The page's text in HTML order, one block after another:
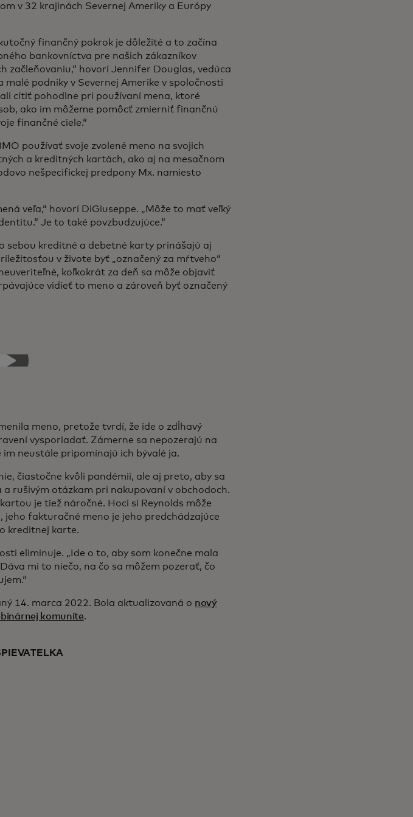
v 32 krajinách Severnej Ameriky a Európy
finančný pokrok je dôležité a to začína
bankovníctva pre našich zákazníkov
začleňovaniu,“ hovorí Jennifer Douglas, vedúca
podniky v Severnej Amerike v spoločnosti
cítiť pohodlne pri používaní mena, ktoré
ako im môžeme pomôcť zmierniť finančnú
finančné ciele.“
používať svoje zvolené meno na svojich
a kreditných kartách, ako aj na mesačnom
nešpecifickej predpony Mx. namiesto
veľa,“ hovorí DiGiuseppe. „Môže to mať veľký
Je to také povzbudzujúce.“
sebou kreditné a debetné karty prinášajú aj
v živote byť „označený za mŕtveho“
koľkokrát za deň sa môže objaviť
vidieť to meno a zároveň byť označený
meno, pretože tvrdí, že ide o zdĺhavý
vysporiadať. Zámerne sa nepozerajú na
neustále pripomínajú ich bývalé ja.
čiastočne kvôli pandémii, ale aj preto, aby sa
rušivým otázkam pri nakupovaní v obchodoch.
je tiež náročné. Hoci si Reynolds môže
jeho fakturačné meno je jeho predchádzajúce
kreditnej karte.
eliminuje. „Ide o to, aby som konečne mala
mi to niečo, na čo sa môžem pozerať, čo
14. marca 2022. Bola aktualizovaná o nový
komunite.